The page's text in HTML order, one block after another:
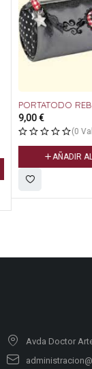
PORTATODO
9,00€
(0
AÑADIR AL
Avda Doctor